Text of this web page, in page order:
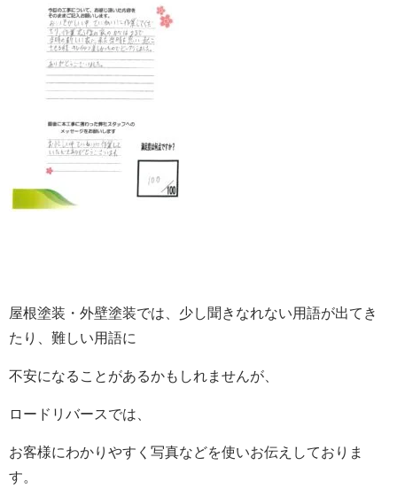
屋根塗装・外壁塗装では、少し聞きなれない用語が出てき
たり、難しい用語に
不安になることがあるかもしれませんが、
ロードリバースでは、
お客様にわかりやすく写真などを使いお伝えしておりま
す。